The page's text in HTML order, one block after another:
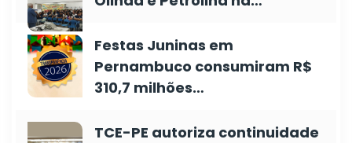
Festas Juninas em
Pernambuco consumiram R$
310,7 milhões…
TCE-PE autoriza continuidade